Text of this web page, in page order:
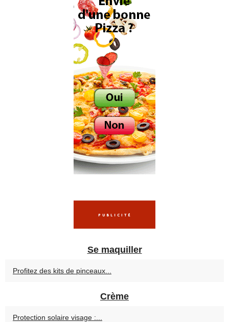
Se maquiller
Profitez des kits de pinceaux...
Crème
Protection solaire visage :...